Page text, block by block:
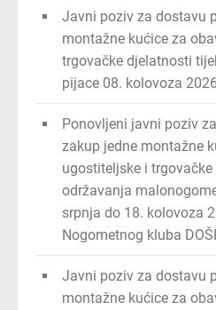
Javni poziv za dostavu
montažne kućice za
trgovačke djelatnosti
pijace 08. kolovoza
Ponovljeni javni poziv
zakup jedne montažne
ugostiteljske i
održavanja
srpnja do 18. kolovoza
Nogometnog kluba
Javni poziv za dostavu
montažne kućice za